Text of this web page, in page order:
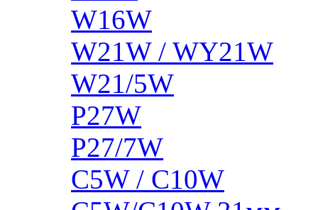
W16W
W21W / WY21W
W21/5W
P27W
P27/7W
C5W / C10W